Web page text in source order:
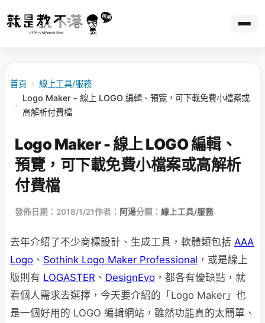
首頁 › 線上工具/服務
›
Logo Maker - 線上 LOGO 編輯、預覽，可下載免費小檔案或
高解析付費檔
Logo Maker - 線上 LOGO 編輯、
預覽，可下載免費小檔案或高解析
付費檔
發佈日期：2018/1/21作者： 阿湯分類： 線上工具/服務
去年介紹了不少商標設計、生成工具，軟體類包括 AAA
Logo 、 Sothink Logo Maker Professional ，或是線上
版則有 LOGASTER 、 DesignEvo ，都各有優缺點，就
看個人需求去選擇，今天要介紹的「Logo Maker」也
是一個好用的 LOGO 編輯網站，雖然功能真的太簡單、